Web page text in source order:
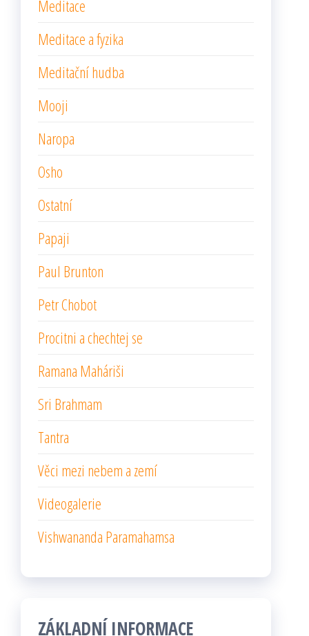
Meditace
Meditace a fyzika
Meditační hudba
Mooji
Naropa
Osho
Ostatní
Papaji
Paul Brunton
Petr Chobot
Procitni a chechtej se
Ramana Maháriši
Sri Brahmam
Tantra
Věci mezi nebem a zemí
Videogalerie
Vishwananda Paramahamsa
ZÁKLADNÍ INFORMACE